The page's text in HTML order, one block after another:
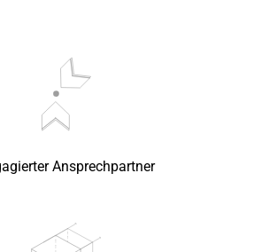
Ansprechpartner